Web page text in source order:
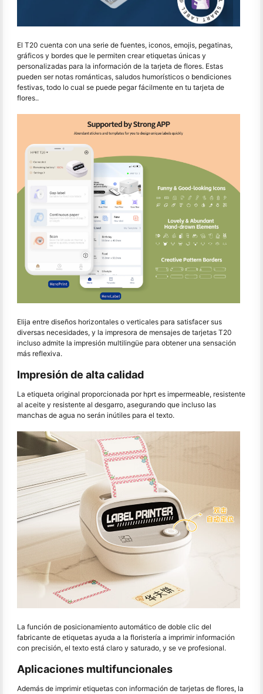
El T20 cuenta con una serie de fuentes, iconos, emojis, pegatinas,
gráficos y bordes que le permiten crear etiquetas únicas y
personalizadas para la información de la tarjeta de flores. Estas
pueden ser notas románticas, saludos humorísticos o bendiciones
festivas, todo lo cual se puede pegar fácilmente en tu tarjeta de
flores..
Elija entre diseños horizontales o verticales para satisfacer sus
diversas necesidades, y la impresora de mensajes de tarjetas T20
incluso admite la impresión multilingüe para obtener una sensación
más reflexiva.
Impresión de alta calidad
La etiqueta original proporcionada por hprt es impermeable, resistente
al aceite y resistente al desgarro, asegurando que incluso las
manchas de agua no serán inútiles para el texto.
La función de posicionamiento automático de doble clic del
fabricante de etiquetas ayuda a la floristería a imprimir información
con precisión, el texto está claro y saturado, y se ve profesional.
Aplicaciones multifuncionales
Además de imprimir etiquetas con información de tarjetas de flores, la